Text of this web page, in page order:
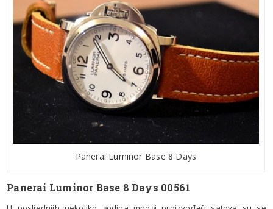
Panerai Luminor Base 8 Days
Panerai Luminor Base 8 Days 00561